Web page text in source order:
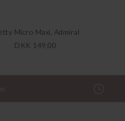
Micro Maxi, Admiral
DKK 149,00